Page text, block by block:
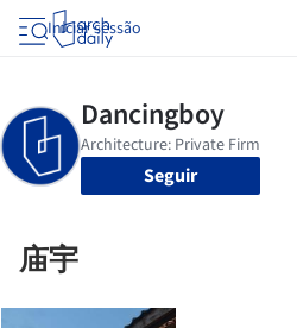
Iniciar sessão
Seguir
庙宇